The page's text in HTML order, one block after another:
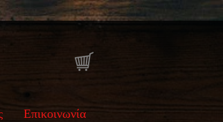
Επικοινωνία